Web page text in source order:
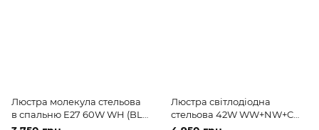
Люстра молекула стельова
в спальню E27 60W WH (BL-
315C/3)
Люстра світлодіодна
стельова 42W WW+NW+CW
WH (BR-01 625C/6)